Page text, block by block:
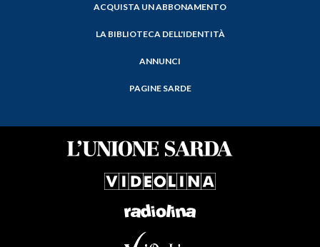
ACQUISTA UN ABBONAMENTO
LA BIBLIOTECA DELL'IDENTITÀ
ANNUNCI
PAGINE SARDE